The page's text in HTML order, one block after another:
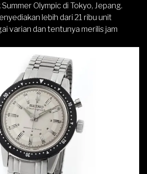
Olympic di Tokyo, Jepang.
lebih dari 21 ribu unit
varian dan tentunya merilis jam